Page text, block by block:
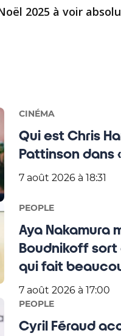
2025 à voir
CINÉMA
Qui est Chris
Pattinson dans
7 août 2026 à 18:31
PEOPLE
Aya Nakamura
Boudnikoff
qui fait
7 août 2026 à 17:00
PEOPLE
Cyril Féraud